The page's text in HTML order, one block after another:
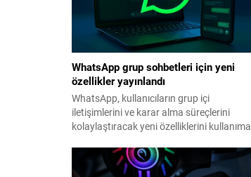
WhatsApp grup sohbetleri için yeni
özellikler yayınlandı
WhatsApp, kullanıcıların grup içi
iletişimlerini ve karar alma süreçlerini
kolaylaştıracak yeni özelliklerini kullanıma